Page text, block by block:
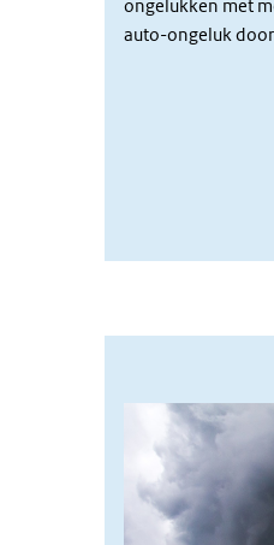
ongelukken met
auto-ongeluk